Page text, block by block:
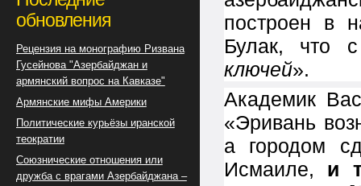
построен в
Булак, что
ключей».
Академик
«Эривань
а городом
Исмаиле, и
обновления
Рецензия на монографию Ризвана
Гусейнова "Азербайджан и
армянский вопрос на Кавказе"
Армянские мифы Америки
Политические курьёзы иранской
теократии
Союзнические отношения или
дружба с врагами Азербайджана –